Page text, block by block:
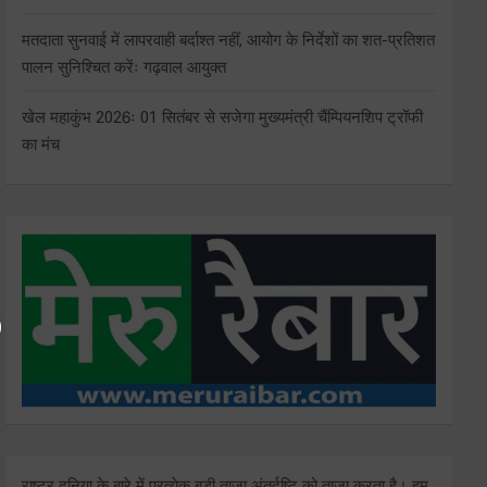
मतदाता सुनवाई में लापरवाही बर्दाश्त नहीं, आयोग के निर्देशों का शत-प्रतिशत
पालन सुनिश्चित करेंः गढ़वाल आयुक्त
खेल महाकुंभ 2026ः 01 सितंबर से सजेगा मुख्यमंत्री चैंम्पियनशिप ट्रॉफी
का मंच